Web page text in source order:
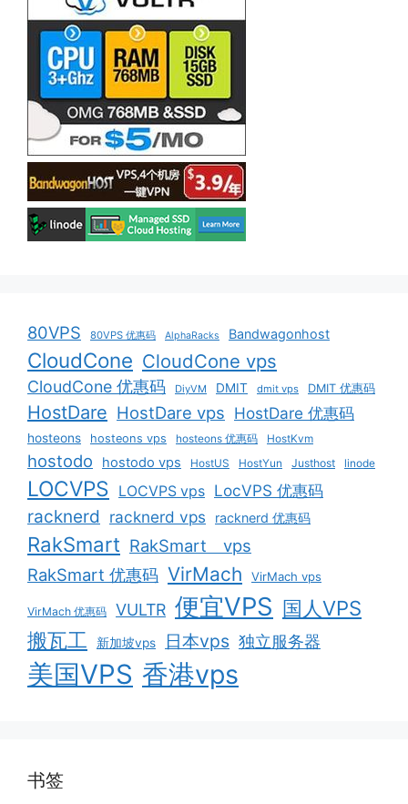
80VPS 80VPS 优惠码 AlphaRacks Bandwagonhost
CloudCone CloudCone vps
CloudCone 优惠码 DiyVM DMIT dmit vps DMIT 优惠码
HostDare HostDare vps HostDare 优惠码
hosteons hosteons vps hosteons 优惠码 HostKvm
hostodo hostodo vps HostUS HostYun Justhost linode
LOCVPS LOCVPS vps LocVPS 优惠码
racknerd racknerd vps racknerd 优惠码
RakSmart RakSmart vps
RakSmart 优惠码 VirMach VirMach vps
VirMach 优惠码 VULTR 便宜VPS 国人VPS
搬瓦工
新加坡vps 日本vps 独立服务器
美国VPS 香港vps
书签